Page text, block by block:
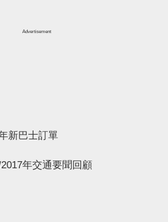
Advertisement
新巴士訂單
年交通要聞回顧